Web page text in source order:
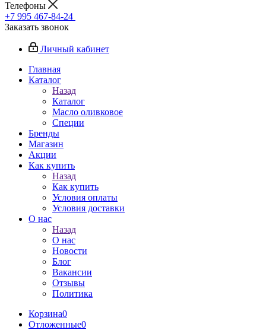
Телефоны
+7 995 467‑84‑24
Заказать звонок
Личный кабинет
Главная
Каталог
Назад
Каталог
Масло оливковое
Специи
Бренды
Магазин
Акции
Как купить
Назад
Как купить
Условия оплаты
Условия доставки
О нас
Назад
О нас
Новости
Блог
Вакансии
Отзывы
Политика
Корзина0
Отложенные0